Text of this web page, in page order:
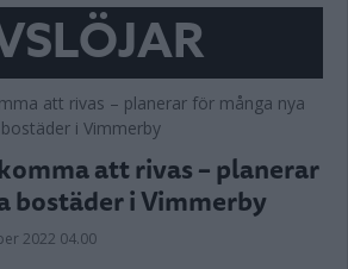
att rivas – planerar
bostäder i Vimmerby
2022 04.00